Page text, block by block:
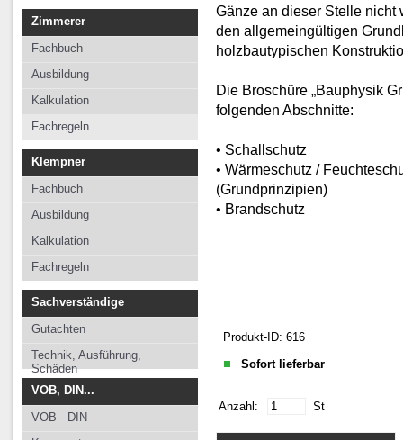
Zimmerer
Fachbuch
Ausbildung
Kalkulation
Fachregeln
Klempner
Fachbuch
Ausbildung
Kalkulation
Fachregeln
Sachverständige
Gutachten
Technik, Ausführung,
Schäden
VOB, DIN...
VOB - DIN
Gänze an dieser Stelle
den allgemeingültigen
holzbautypischen
Die Broschüre „Bauphysik
folgenden Abschnitte:
• Schallschutz
• Wärmeschutz /
(Grundprinzipien)
• Brandschutz
Produkt-ID: 616
Sofort lieferbar
Anzahl: St